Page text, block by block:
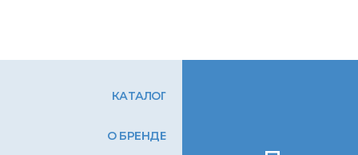
О БРЕНДЕ
КАТАЛОГ